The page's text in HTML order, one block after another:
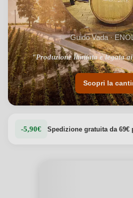
Guido Vada ·
"Produzione limitata e legata
Scopri la
-5,90€ Spedizione gratuita da 69€